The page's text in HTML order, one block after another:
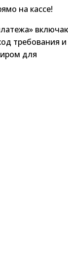
на кассе!
требования и
для